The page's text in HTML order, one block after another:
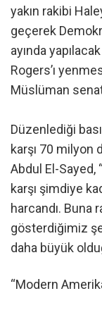
yakın rakibi
geçerek
ayında
Rogers’ı
Müslüman
Düzenlediği
karşı 70 milyon
Abdul El-Sayed,
karşı şimdiye
harcandı. Buna
gösterdiğimiz
daha büyük
“Modern